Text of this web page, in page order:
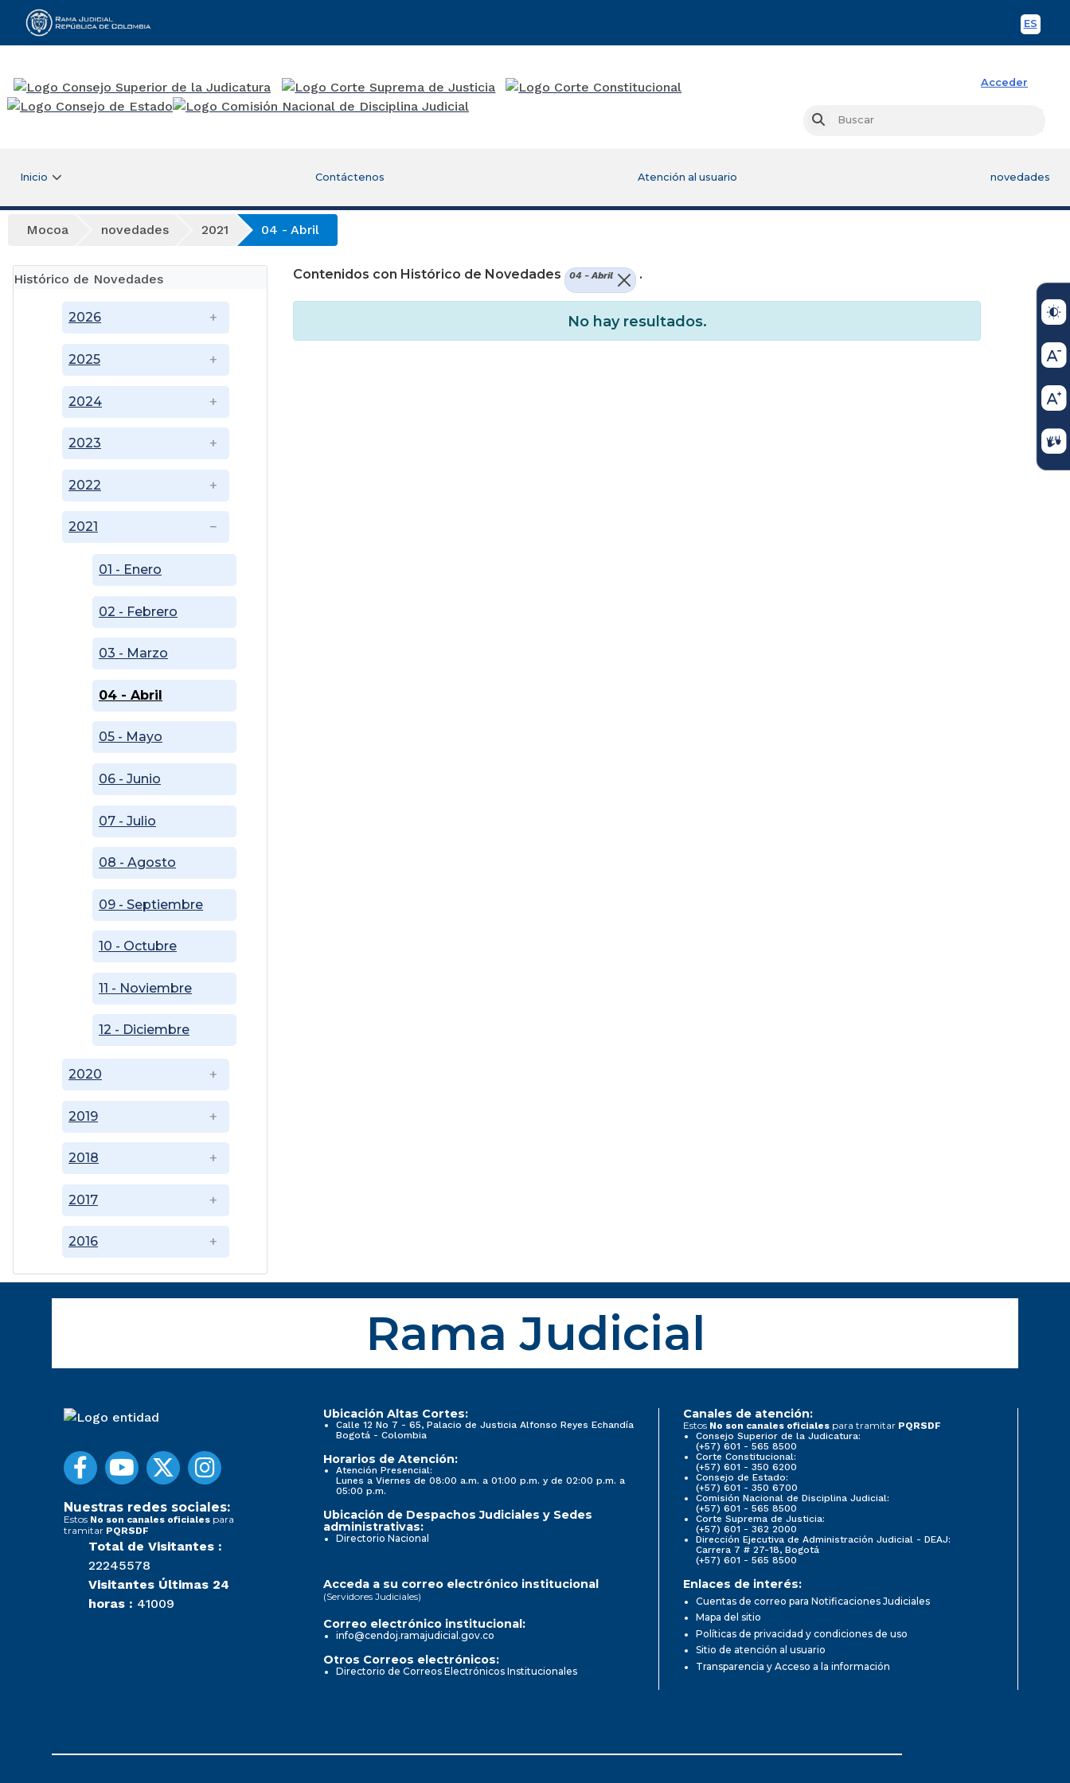
ES
Rama Judicial
Acceder
Buscar
Inicio Contáctenos Atención al usuario novedades
Mocoa novedades 2021 04 - Abril
Histórico de Novedades
2016
2017
2018
2019
2020
2021
01 - Enero
02 - Febrero
03 - Marzo
04 - Abril
05 - Mayo
06 - Junio
07 - Julio
08 - Agosto
09 - Septiembre
10 - Octubre
11 - Noviembre
12 - Diciembre
2022
2023
2024
2025
2026
Contenidos con Histórico de Novedades 04 - Abril .
No hay resultados.
Rama Judicial
Nuestras redes sociales:
Estos No son canales oficiales para
tramitar PQRSDF
Total de Visitantes :
22245578
Visitantes Últimas 24
horas : 41009
Ubicación Altas Cortes:
Calle 12 No 7 - 65, Palacio de Justicia Alfonso Reyes Echandía
Bogotá - Colombia
Horarios de Atención:
Atención Presencial:
Lunes a Viernes de 08:00 a.m. a 01:00 p.m. y de 02:00 p.m. a
05:00 p.m.
Ubicación de Despachos Judiciales y Sedes
administrativas:
Directorio Nacional
Canales de atención:
Estos No son canales oficiales para tramitar PQRSDF
Consejo Superior de la Judicatura:
(+57) 601 - 565 8500
Corte Constitucional:
(+57) 601 - 350 6200
Consejo de Estado:
(+57) 601 - 350 6700
Comisión Nacional de Disciplina Judicial:
(+57) 601 - 565 8500
Corte Suprema de Justicia:
(+57) 601 - 362 2000
Dirección Ejecutiva de Administración Judicial - DEAJ:
Carrera 7 # 27-18, Bogotá
(+57) 601 - 565 8500
Acceda a su correo electrónico institucional
(Servidores Judiciales)
Correo electrónico institucional:
info@cendoj.ramajudicial.gov.co
Otros Correos electrónicos:
Directorio de Correos Electrónicos Institucionales
Enlaces de interés:
Cuentas de correo para Notificaciones Judiciales
Mapa del sitio
Políticas de privacidad y condiciones de uso
Sitio de atención al usuario
Transparencia y Acceso a la información